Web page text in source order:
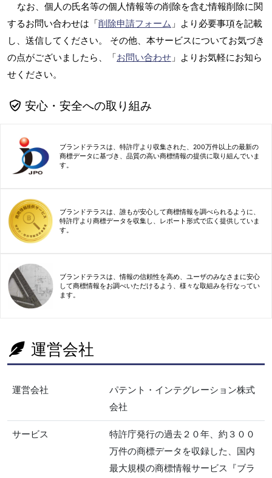
なお、個人の氏名等の個人情報等の削除を含む情報削除に関
するお問い合わせは「削除申請フォーム 」より必要事項を記載
し、送信してください。 その他、本サービスについてお気づき
の点がございましたら、「お問い合わせ 」よりお気軽にお知ら
せください。
安心・安全への取り組み
ブランドテラスは、特許庁より収集された、200万件以上の最新の
商標データに基づき、品質の高い商標情報の提供に取り組んでいま
す。
ブランドテラスは、誰もが安心して商標情報を調べられるように、
特許庁より商標データを収集し、レポート形式で広く提供していま
す。
ブランドテラスは、情報の信頼性を高め、ユーザのみなさまに安心
して商標情報をお調べいただけるよう、様々な取組みを行なってい
ます。
運営会社
運営会社
パテント・インテグレーション株式
会社
サービス
特許庁発行の過去２０年、約３００
万件の商標データを収録した、国内
最大規模の商標情報サービス『ブラ